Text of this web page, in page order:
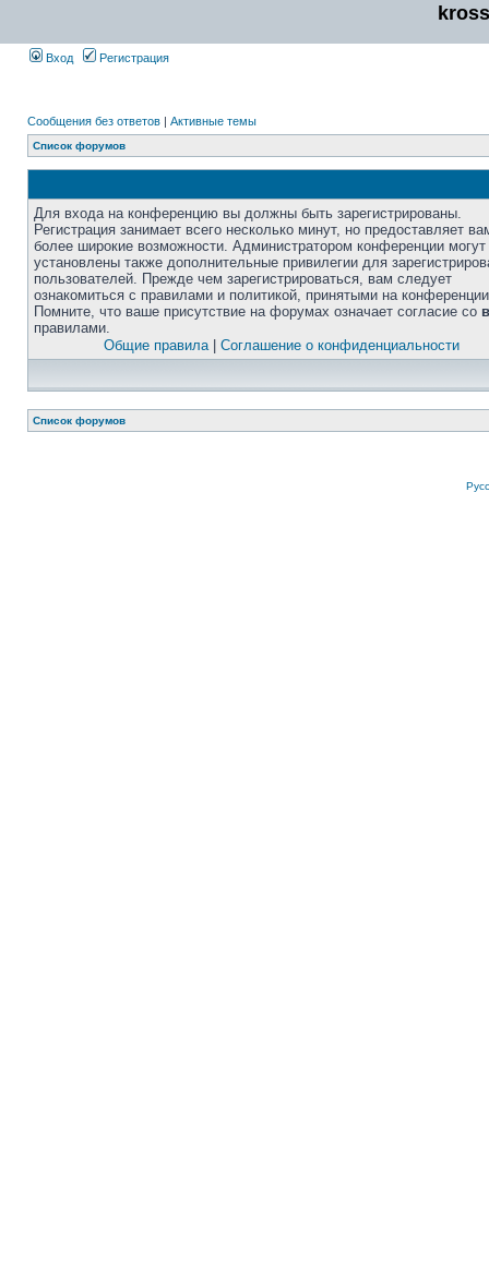
Вход Регистрация
Сообщения без ответов | Активные темы
Список форумов
Для входа на конференцию вы должны быть зарегистрированы.
Регистрация занимает всего несколько минут, но предоставляет
более широкие возможности. Администратором конференции
установлены также дополнительные привилегии для
пользователей. Прежде чем зарегистрироваться, вам следует
ознакомиться с правилами и политикой, принятыми на
Помните, что ваше присутствие на форумах означает согласие со
правилами.
Общие правила| Соглашение о конфиденциальности
Список форумов